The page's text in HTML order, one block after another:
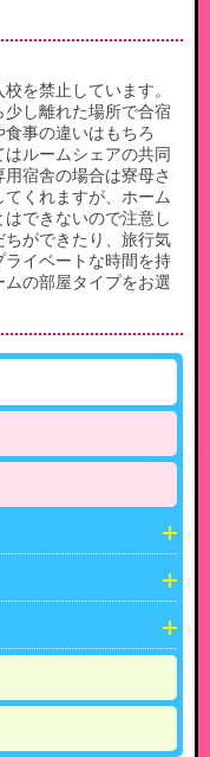
を禁止しています。
し離れた場所で合宿
事の違いはもちろ
ルームシェアの共同
宿舎の場合は寮母さ
くれますが、ホーム
できないので注意し
ちができたり、旅行気
イベートな時間を持
の部屋タイプをお選